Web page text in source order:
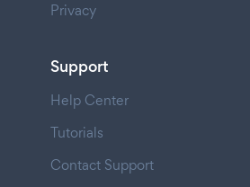
Privacy
Support
Help Center
Tutorials
Contact Support